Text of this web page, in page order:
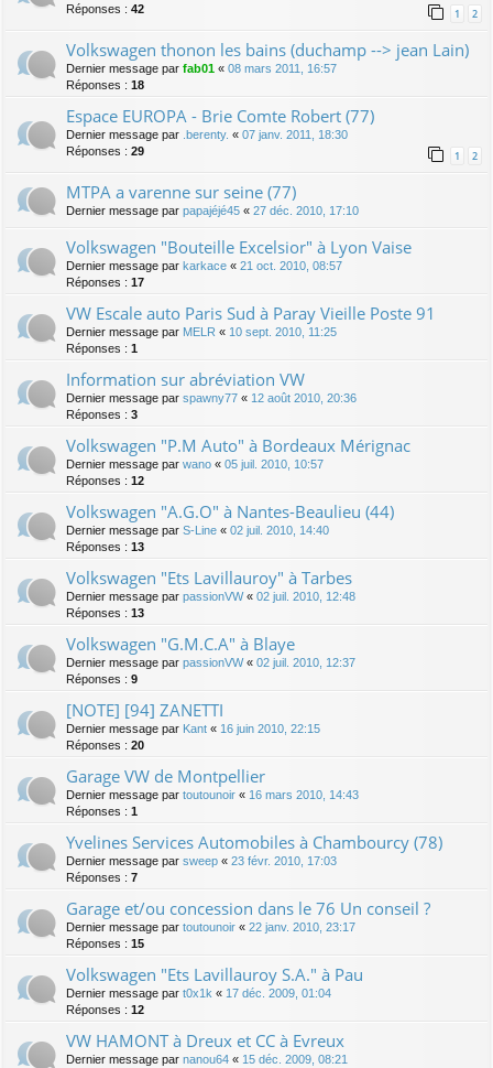
Réponses : 42 1 2
Volkswagen thonon les bains (duchamp --> jean Lain)
Dernier message par fab01 « 08 mars 2011, 16:57
Réponses : 18
Espace EUROPA - Brie Comte Robert (77)
Dernier message par .berenty. « 07 janv. 2011, 18:30
Réponses : 29 1 2
MTPA a varenne sur seine (77)
Dernier message par papajéjé45 « 27 déc. 2010, 17:10
Volkswagen "Bouteille Excelsior" à Lyon Vaise
Dernier message par karkace « 21 oct. 2010, 08:57
Réponses : 17
VW Escale auto Paris Sud à Paray Vieille Poste 91
Dernier message par MELR « 10 sept. 2010, 11:25
Réponses : 1
Information sur abréviation VW
Dernier message par spawny77 « 12 août 2010, 20:36
Réponses : 3
Volkswagen "P.M Auto" à Bordeaux Mérignac
Dernier message par wano « 05 juil. 2010, 10:57
Réponses : 12
Volkswagen "A.G.O" à Nantes-Beaulieu (44)
Dernier message par S-Line « 02 juil. 2010, 14:40
Réponses : 13
Volkswagen "Ets Lavillauroy" à Tarbes
Dernier message par passionVW« 02 juil. 2010, 12:48
Réponses : 13
Volkswagen "G.M.C.A" à Blaye
Dernier message par passionVW« 02 juil. 2010, 12:37
Réponses : 9
[NOTE] [94] ZANETTI
Dernier message par Kant « 16 juin 2010, 22:15
Réponses : 20
Garage VW de Montpellier
Dernier message par toutounoir « 16 mars 2010, 14:43
Réponses : 1
Yvelines Services Automobiles à Chambourcy (78)
Dernier message par sweep « 23 févr. 2010, 17:03
Réponses : 7
Garage et/ou concession dans le 76 Un conseil ?
Dernier message par toutounoir « 22 janv. 2010, 23:17
Réponses : 15
Volkswagen "Ets Lavillauroy S.A." à Pau
Dernier message par t0x1k « 17 déc. 2009, 01:04
Réponses : 12
VW HAMONT à Dreux et CC à Evreux
Dernier message par nanou64 « 15 déc. 2009, 08:21